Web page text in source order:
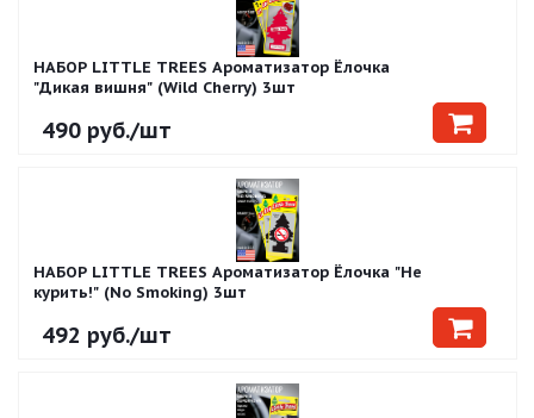
НАБОР LITTLE TREES Ароматизатор Ёлочка
"Дикая вишня" (Wild Cherry) 3шт
490 руб./шт
НАБОР LITTLE TREES Ароматизатор Ёлочка "Не
курить!" (No Smoking) 3шт
492 руб./шт